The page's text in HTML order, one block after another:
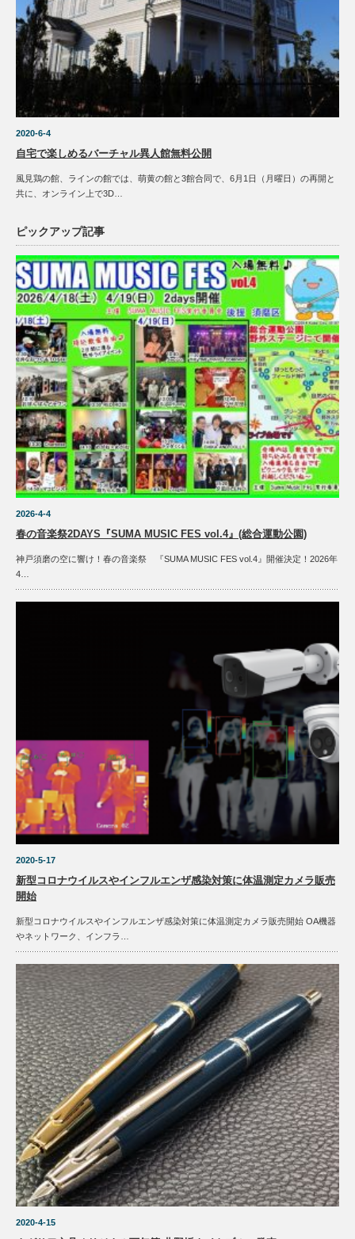
2020-6-4
自宅で楽しめるバーチャル異人館無料公開
風見鶏の館、ラインの館では、萌黄の館と3館合同で、6月1日（月曜日）の再開と
共に、オンライン上で3D…
ピックアップ記事
2026-4-4
春の音楽祭2DAYS『SUMA MUSIC FES vol.4』(総合運動公園)
神戸須磨の空に響け！春の音楽祭 『SUMA MUSIC FES vol.4』開催決定！2026年
4…
2020-5-17
新型コロナウイルスやインフルエンザ感染対策に体温測定カメラ販売
開始
新型コロナウイルスやインフルエンザ感染対策に体温測定カメラ販売開始 OA機器
やネットワーク、インフラ…
2020-4-15